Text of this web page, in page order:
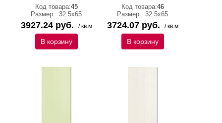
Код товара:45
Размер: 32.5x65
3927.24 руб. / кв.м
В корзину
Код товара:46
Размер: 32.5x65
3724.07 руб. / кв.м
В корзину